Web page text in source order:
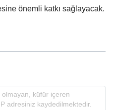
önemli katkı sağlayacak.